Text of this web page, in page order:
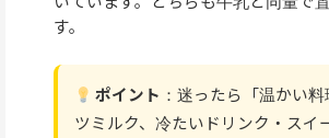
す。
ポイント ：迷ったら「温かい
ツミルク、冷たいドリンク・スイ